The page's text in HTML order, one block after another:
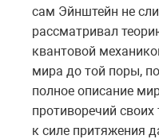
сам Эйнштейн не
рассматривал
квантовой
мира до той поры,
полное описание
противоречий
к силе притяжения